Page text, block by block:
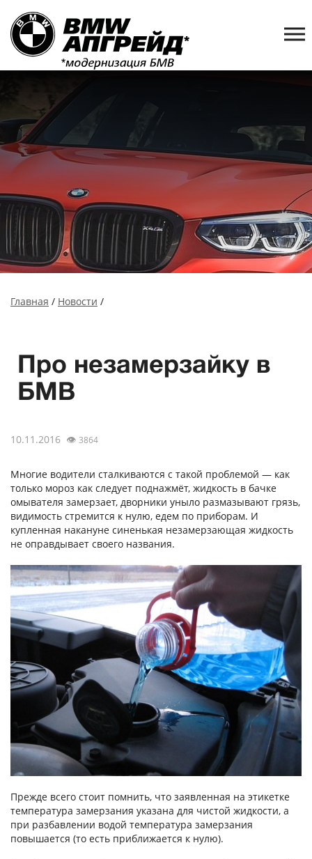
Главная / Новости /
Про незамерзайку в
БМВ
10.11.2016 👁 3864
Многие водители сталкиваются с такой проблемой — как
только мороз как следует поднажмёт, жидкость в бачке
омывателя замерзает, дворники уныло размазывают грязь,
видимость стремится к нулю, едем по приборам. И
купленная накануне синенькая незамерзающая жидкость
не оправдывает своего названия.
Прежде всего стоит помнить, что заявленная на этикетке
температура замерзания указана для чистой жидкости, а
при разбавлении водой температура замерзания
повышается (то есть приближается к нулю).